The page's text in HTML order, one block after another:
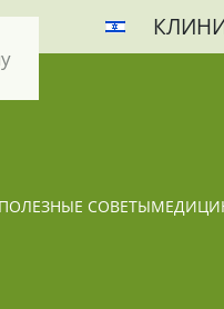
ПОЛЕЗНЫЕ СОВЕТЫ